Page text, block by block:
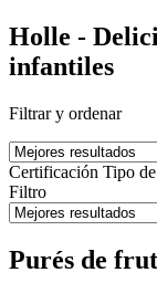
Holle -
infantiles
Filtrar y ordenar
Certificación Tipo
Filtro
Purés de